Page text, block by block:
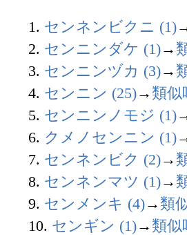
1. センネンビクニ (1)
2. センニンダケ (1)→
3. センニンヅカ (3)→
4. センニン (25)→ 類似
5. センニンノモジ (1)
6. クメノセンニン (1)
7. センネンビク (2)→
8. センネンマツ (1)→
9. センメンキ (4)→ 類
10. センギン (1)→ 類似